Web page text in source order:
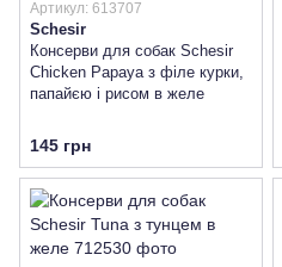
Артикул: 613707
Schesir
Консерви для собак Schesir
Chicken Papaya з філе курки,
папайєю і рисом в желе
145 грн